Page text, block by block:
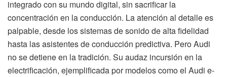
integrado con su mundo digital, sin sacrificar la
concentración en la conducción. La atención al detalle es
palpable, desde los sistemas de sonido de alta fidelidad
hasta las asistentes de conducción predictiva. Pero Audi
no se detiene en la tradición. Su audaz incursión en la
electrificación, ejemplificada por modelos como el Audi e-